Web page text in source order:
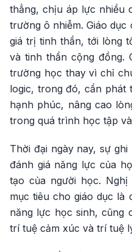
thẳng, chịu áp lực nhiều
trường ô nhiễm. Giáo
giá trị tinh thần, tới lòng
và tinh thần cộng đồng.
trường học thay vì chỉ
logic, trong đó, cần phát
hạnh phúc, nâng cao
trong quá trình học tập
Thời đại ngày nay, sự
đánh giá năng lực của
tạo của người học.
mục tiêu cho giáo dục là
năng lực học sinh, cũng
trí tuệ cảm xúc và trí tuệ